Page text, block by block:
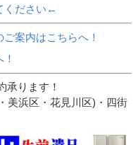
ください←
案内はこちらへ！
承ります！
美浜区・花見川区)・四街